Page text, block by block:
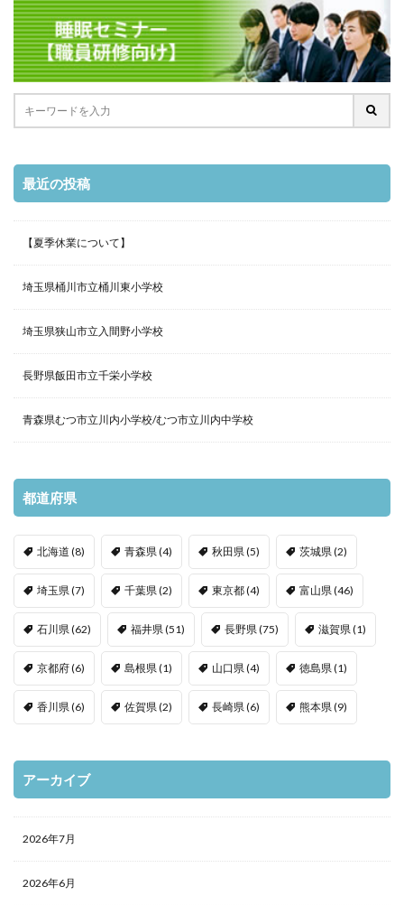
最近の投稿
【夏季休業について】
埼玉県桶川市立桶川東小学校
埼玉県狭山市立入間野小学校
長野県飯田市立千栄小学校
青森県むつ市立川内小学校/むつ市立川内中学校
都道府県
北海道 (8) 青森県 (4) 秋田県 (5) 茨城県 (2)
埼玉県 (7) 千葉県 (2) 東京都(4) 富山県 (46)
石川県 (62) 福井県 (51) 長野県 (75) 滋賀県 (1)
京都府(6) 島根県 (1) 山口県 (4) 徳島県 (1)
香川県 (6) 佐賀県 (2) 長崎県 (6) 熊本県 (9)
アーカイブ
2026年7月
2026年6月